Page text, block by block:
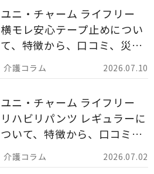
2026.07.10
ユニ・チャーム ライフリー
横モレ安心テープ止めについ
て、特徴から、口コミ、災害
備蓄としての活用法まで分か
りやすく解説します。
2026.07.02
ユニ・チャーム ライフリー
リハビリパンツ レギュラーに
ついて、特徴から、口コミ、
災害備蓄としての活用法まで
分かりやすく解説します。